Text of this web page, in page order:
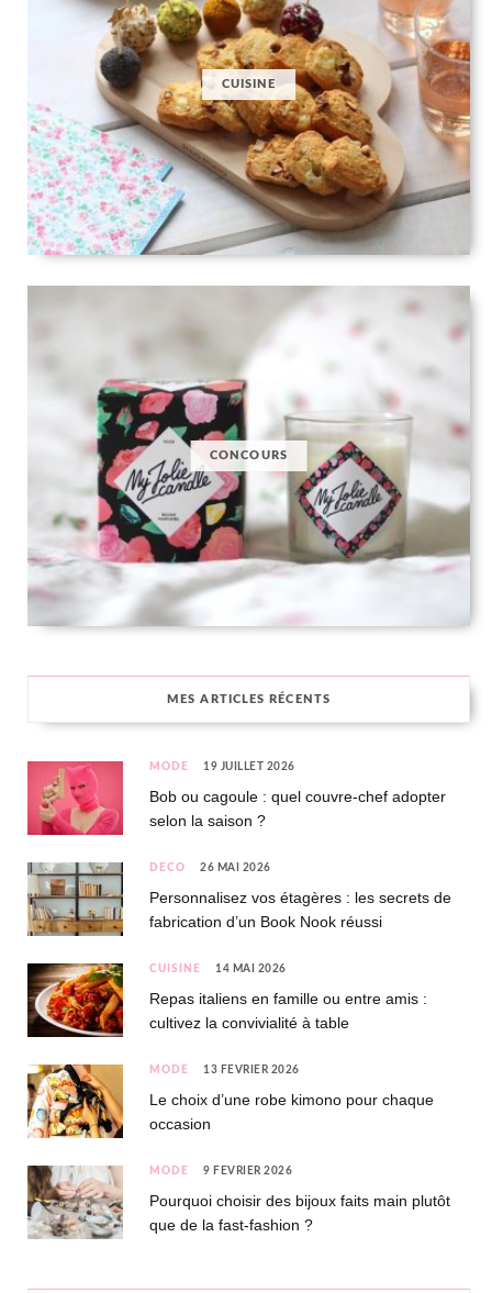
CUISINE
CONCOURS
MES ARTICLES RÉCENTS
MODE 19 JUILLET 2026
Bob ou cagoule : quel couvre-chef adopter
selon la saison ?
DÉCO 26 MAI 2026
Personnalisez vos étagères : les secrets de
fabrication d’un Book Nook réussi
CUISINE 14 MAI 2026
Repas italiens en famille ou entre amis :
cultivez la convivialité à table
MODE 13 FÉVRIER 2026
Le choix d’une robe kimono pour chaque
occasion
MODE 9 FÉVRIER 2026
Pourquoi choisir des bijoux faits main plutôt
que de la fast-fashion ?